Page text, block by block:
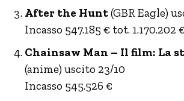
After the Hunt(GBR Eagle)
Incasso 547.185 € tot. 1.170.202 €
Chainsaw Man – Il film: La
(anime) uscito 23/10
Incasso 545.526 €